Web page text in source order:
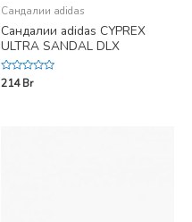
Сандалии adidas
Сандалии adidas CYPREX
ULTRA SANDAL DLX
Rated
0
214Br